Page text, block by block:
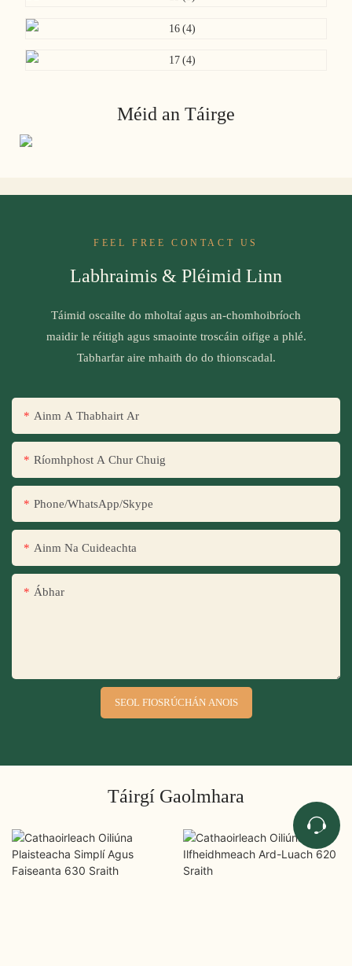
Méid an Táirge
FEEL FREE CONTACT US
Labhraimis & Pléimid Linn
Táimid oscailte do mholtaí agus an-chomhoibríoch
maidir le réitigh agus smaointe troscáin oifige a phlé.
Tabharfar aire mhaith do do thionscadal.
Ainm A Thabhairt Ar
Ríomhphost A Chur Chuig
Phone/WhatsApp/Skype
Ainm Na Cuideachta
Ábhar
SEOL FIOSRÚCHÁN ANOIS
Táirgí Gaolmhara